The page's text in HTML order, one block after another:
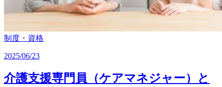
制度・資格
2025/06/23
介護支援専門員（ケアマネジャー）と